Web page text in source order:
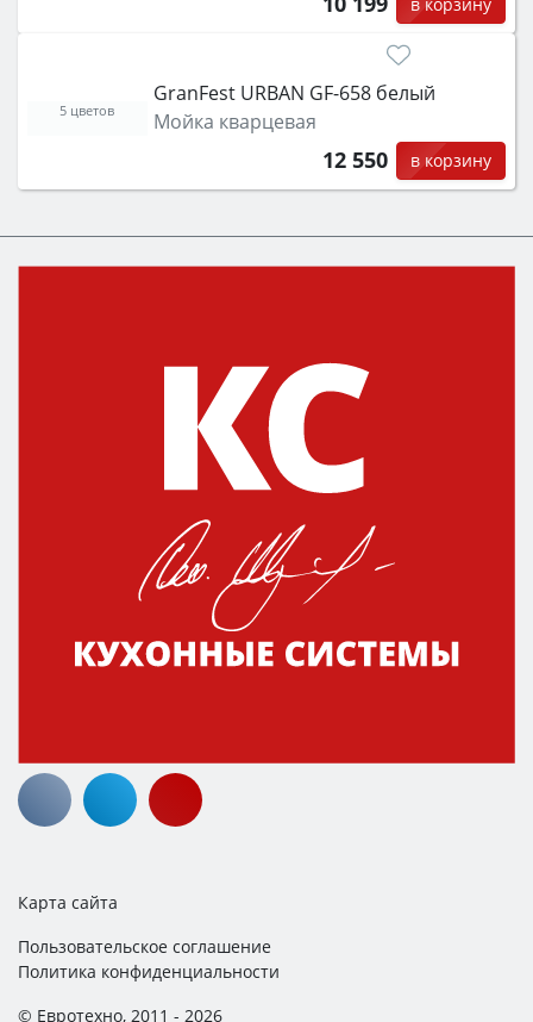
GranFest URBAN GF-658 белый
Мойка кварцевая
12 550 в корзину
5 цветов
Карта сайта
Пользовательское соглашение
Политика конфиденциальности
© Евротехно, 2011 - 2026